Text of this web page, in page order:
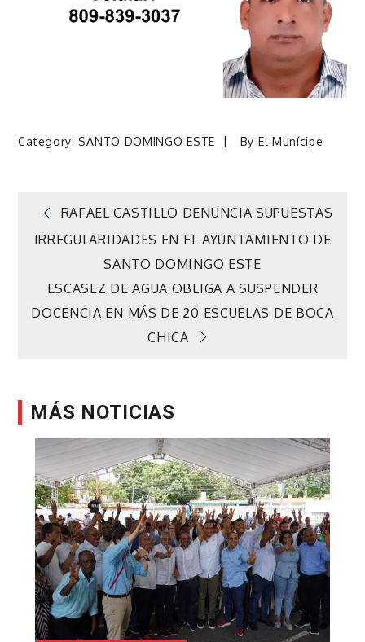
Category: SANTO DOMINGO ESTE By El Munícipe
Navegación
entradas
RAFAEL CASTILLO DENUNCIA SUPUESTAS
IRREGULARIDADES EN EL AYUNTAMIENTO DE
SANTO DOMINGO ESTE
ESCASEZ DE AGUA OBLIGA A SUSPENDER
DOCENCIA EN MÁS DE 20 ESCUELAS DE BOCA
CHICA
MÁS NOTICIAS